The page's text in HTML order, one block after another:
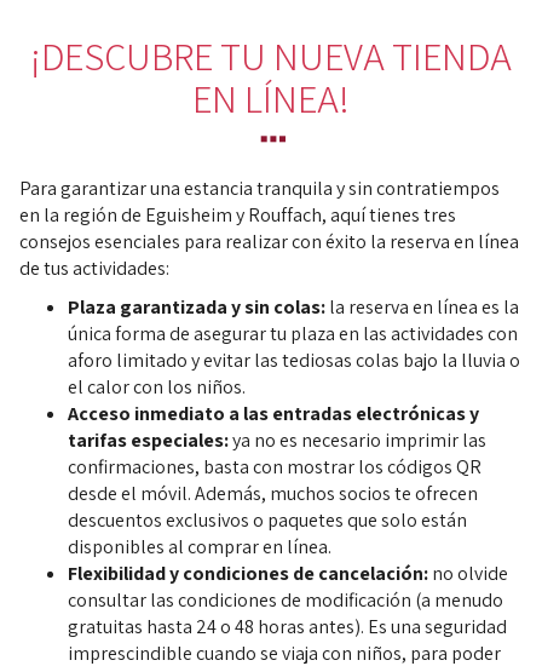
¡DESCUBRE TU NUEVA TIENDA
EN LÍNEA!
Para garantizar una estancia tranquila y sin contratiempos
en la región de Eguisheim y Rouffach, aquí tienes tres
consejos esenciales para realizar con éxito la reserva en línea
de tus actividades:
Plaza garantizada y sin colas:la reserva en línea es la
única forma de asegurar tu plaza en las actividades con
aforo limitado y evitar las tediosas colas bajo la lluvia o
el calor con los niños.
Acceso inmediato a las entradas electrónicas y
tarifas especiales:ya no es necesario imprimir las
confirmaciones, basta con mostrar los códigos QR
desde el móvil. Además, muchos socios te ofrecen
descuentos exclusivos o paquetes que solo están
disponibles al comprar en línea.
Flexibilidad y condiciones de cancelación:no olvide
consultar las condiciones de modificación (a menudo
gratuitas hasta 24 o 48 horas antes). Es una seguridad
imprescindible cuando se viaja con niños, para poder